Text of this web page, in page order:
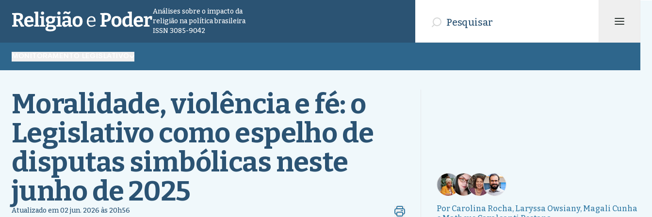
Análises sobre o impacto da
religião na política brasileira
ISSN 3085-9042
Moralidade, violência e fé: o
Legislativo como espelho de
disputas simbólicas neste
junho de 2025
Atualizado em 02 jun. 2026 às 20h56
Por Carolina Rocha, Laryssa Owsiany, Magali Cunha